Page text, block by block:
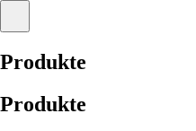
Produkte
Produkte